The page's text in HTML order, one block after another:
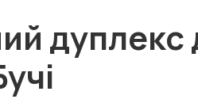
дуплекс